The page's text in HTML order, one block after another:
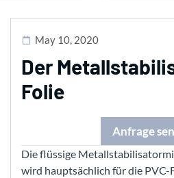
May 10, 2020
Der
Folie
Anfrage
Die flüssige
wird hauptsächlich für die